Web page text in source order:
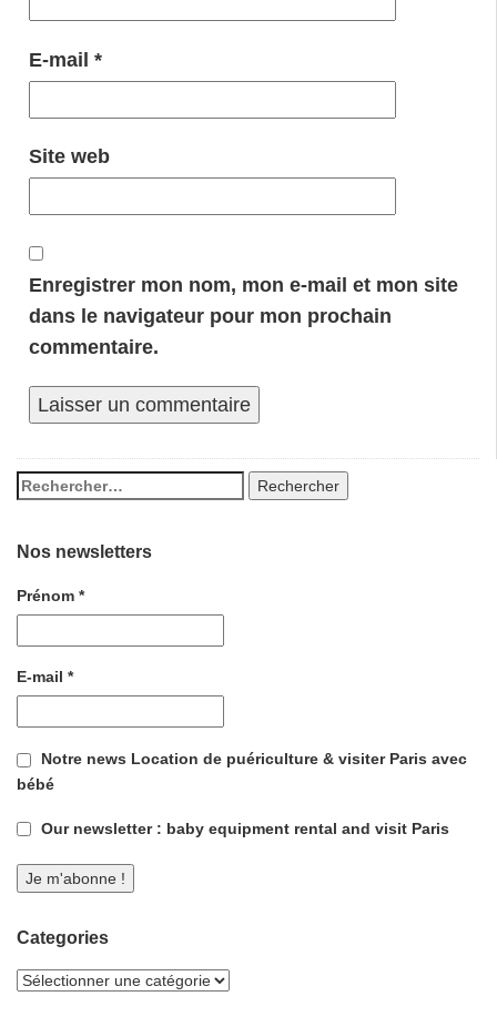
E-mail *
Site web
Enregistrer mon nom, mon e-mail et mon site
dans le navigateur pour mon prochain
commentaire.
Nos newsletters
Prénom *
E-mail *
Notre news Location de puériculture & visiter Paris avec
bébé
Our newsletter : baby equipment rental and visit Paris
Categories